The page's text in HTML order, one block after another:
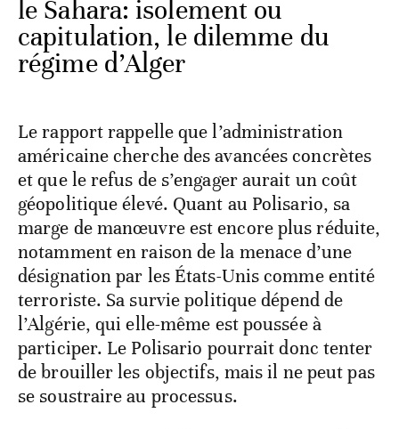
le Sahara: isolement ou
capitulation, le dilemme du
régime d’Alger
Le rapport rappelle que l’administration
américaine cherche des avancées concrètes
et que le refus de s’engager aurait un coût
géopolitique élevé. Quant au Polisario, sa
marge de manœuvre est encore plus réduite,
notamment en raison de la menace d’une
désignation par les États-Unis comme entité
terroriste. Sa survie politique dépend de
l’Algérie, qui elle-même est poussée à
participer. Le Polisario pourrait donc tenter
de brouiller les objectifs, mais il ne peut pas
se soustraire au processus.